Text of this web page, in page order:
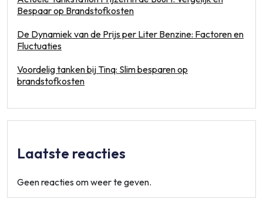
Bespaar op Brandstofkosten
De Dynamiek van de Prijs per Liter Benzine: Factoren en
Fluctuaties
Voordelig tanken bij Tinq: Slim besparen op
brandstofkosten
Laatste reacties
Geen reacties om weer te geven.